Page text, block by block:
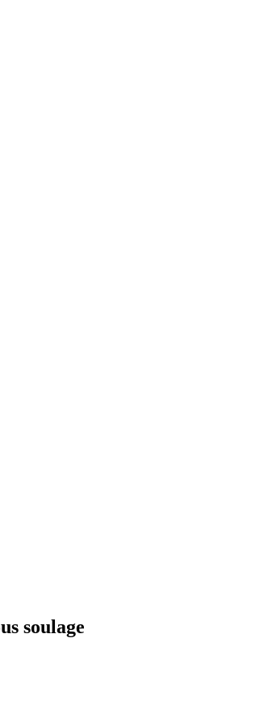
soulage